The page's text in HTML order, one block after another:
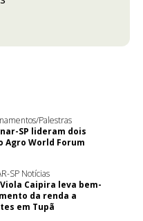
Palestras
SP lideram dois
Agro World Forum
SP Notícias
Caipira leva bem-
da renda a
em Tupã